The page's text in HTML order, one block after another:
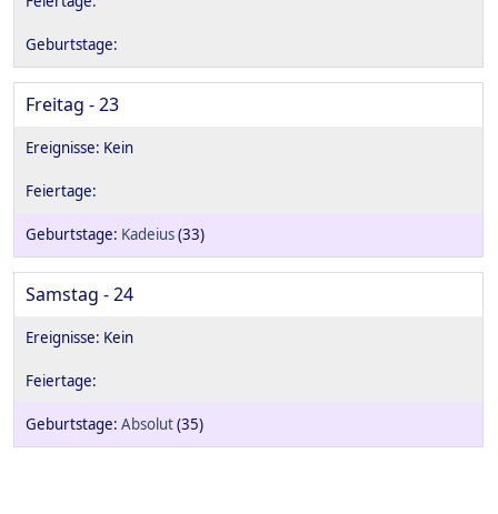
Freitag - 23
Kadeius(33)
Samstag - 24
Absolut(35)